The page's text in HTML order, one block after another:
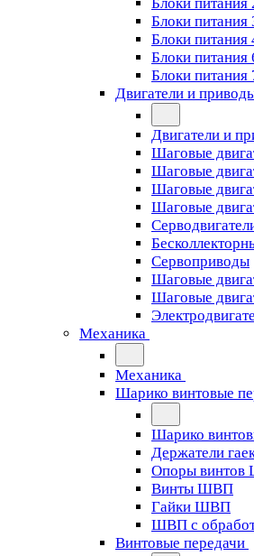
Блоки питания
Блоки питания
Блоки питания
Блоки питания
Двигатели и
Двигатели и
Шаговые
Шаговые
Шаговые
Шаговые
Сервоприводы
Шаговые
Шаговые
Механика
Механика
Шарико винтовые
Шарико
Держатели
Опоры
Винты ШВП
Гайки ШВП
ШВП с
Винтовые передачи